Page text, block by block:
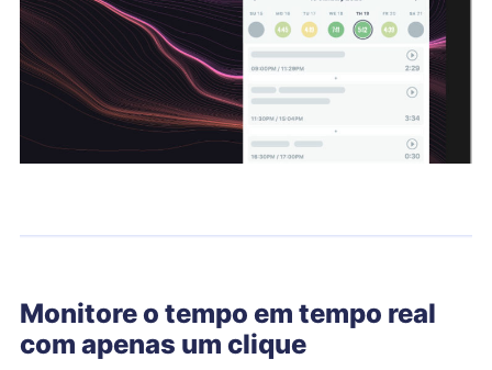
Monitore o tempo em tempo real
com apenas um clique